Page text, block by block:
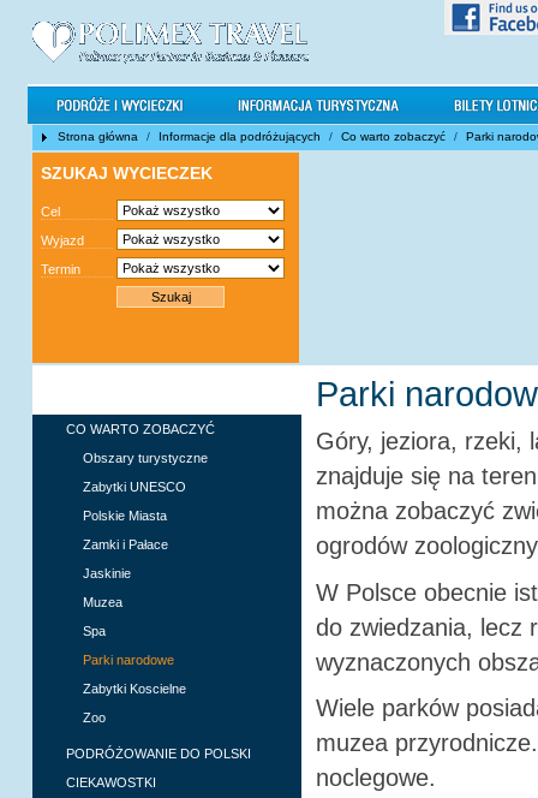
Strona główna / Informacje dla podróżujących / Co warto zobaczyć / Parki
SZUKAJ WYCIECZEK
Cel
Wyjazd
Termin
CO WARTO ZOBACZYĆ
Obszary turystyczne
Zabytki UNESCO
Polskie Miasta
Zamki i Pałace
Jaskinie
Muzea
Spa
Parki narodowe
Zabytki Koscielne
Zoo
PODRÓŻOWANIE DO POLSKI
CIEKAWOSTKI
Parki
Góry, jeziora, rzeki,
znajduje się na
można zobaczyć
ogrodów
W Polsce obecnie
do zwiedzania, lecz
wyznaczonych
Wiele parków
muzea
noclegowe.